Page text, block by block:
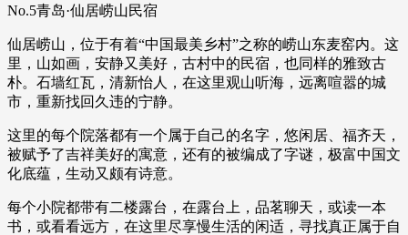
No.5青岛·仙居崂山民宿
仙居崂山，位于有着“中国最美乡村”之称的崂山东麦窑内。这
里，山如画，安静又美好，古村中的民宿，也同样的雅致古
朴。石墙红瓦，清新怡人，在这里观山听海，远离喧嚣的城
市，重新找回久违的宁静。
这里的每个院落都有一个属于自己的名字，悠闲居、福齐天，
被赋予了吉祥美好的寓意，还有的被编成了字谜，极富中国文
化底蕴，生动又颇有诗意。
每个小院都带有二楼露台，在露台上，品茗聊天，或读一本
书，或看看远方，在这里尽享慢生活的闲适，寻找真正属于自